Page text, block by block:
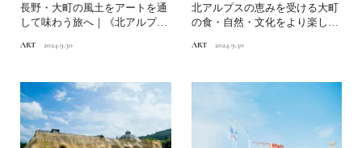
長野・大町の風土をアートを通
して味わう旅へ｜《北アルプス
ART 2024.9.30
北アルプスの恵みを受ける大町
の食・自然・文化をより楽しむ
ART 2024.9.30